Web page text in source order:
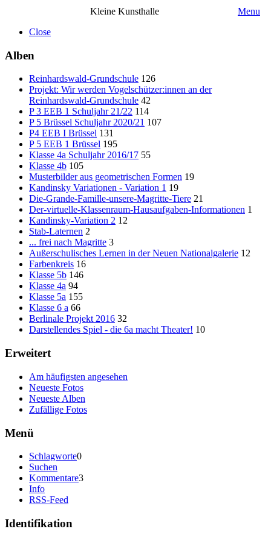
Kleine Kunsthalle
Menu
Close
Alben
Reinhardswald-Grundschule 126
Projekt: Wir werden Vogelschützer:innen an der
Reinhardswald-Grundschule 42
P 3 EEB 1 Schuljahr 21/22 114
P 5 Brüssel Schuljahr 2020/21 107
P4 EEB I Brüssel 131
P 5 EEB 1 Brüssel 195
Klasse 4a Schuljahr 2016/17 55
Klasse 4b 105
Musterbilder aus geometrischen Formen 19
Kandinsky Variationen - Variation 1 19
Die-Grande-Famille-unsere-Magritte-Tiere 21
Der-virtuelle-Klassenraum-Hausaufgaben-Informationen 1
Kandinsky-Variation 2 12
Stab-Laternen 2
... frei nach Magritte 3
Außerschulisches Lernen in der Neuen Nationalgalerie 12
Farbenkreis 16
Klasse 5b 146
Klasse 4a 94
Klasse 5a 155
Klasse 6 a 66
Berlinale Projekt 2016 32
Darstellendes Spiel - die 6a macht Theater! 10
Erweitert
Am häufigsten angesehen
Neueste Fotos
Neueste Alben
Zufällige Fotos
Menü
Schlagworte0
Suchen
Kommentare3
Info
RSS-Feed
Identifikation